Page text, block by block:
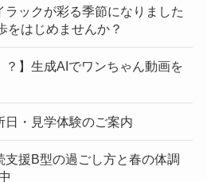
ラックが彩る季節になりました
をはじめませんか？
？】生成AIでワンちゃん動画を
日・見学体験のご案内
援B型の過ごし方と春の体調